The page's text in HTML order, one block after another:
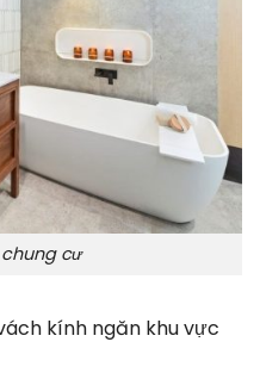
cư
kính ngăn khu vực